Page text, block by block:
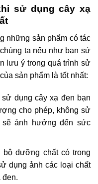
sử dụng cây xạ
những sản phẩm có tác
ta nếu như bạn sử
lưu ý trong quá trình sử
sản phẩm là tốt nhất:
dụng cây xạ đen bạn
cho phép, không sử
ảnh hưởng đến sức
dưỡng chất có trong
dụng ảnh các loại chất
đen.